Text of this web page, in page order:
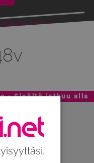
sisään
- Sisältö jatkuu alla